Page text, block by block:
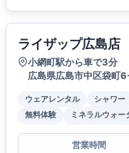
ライザップ広島店
小網町駅から車で3分
広島県広島市中区袋町
ウェアレンタル シャワー
無料体験
ミネラルウォー
営業時間